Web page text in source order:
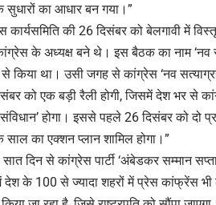
का आधार बन गया।”
की 26 दिसंबर को बेलगावी में
के अध्यक्ष बने थे। इस बैठक का नाम ‘नव
से किया था। उसी जगह से कांग्रेस ‘नव
को एक बड़ी रैली होगी, जिसमें देश भर से
होगा। इससे पहले 26 दिसंबर को दो
का एक्शन प्लान शामिल होगा।”
दिन से कांग्रेस पार्टी ‘अंबेडकर सम्मान
के 100 से ज्यादा शहरों में प्रेस कांफ्रेंस भी